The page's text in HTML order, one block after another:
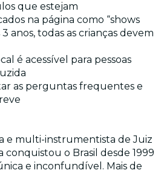
que estejam
na página como “shows
anos, todas as crianças devem
é acessível para pessoas
as perguntas frequentes e
e multi-instrumentista de Juiz
conquistou o Brasil desde 1999
e inconfundível. Mais de